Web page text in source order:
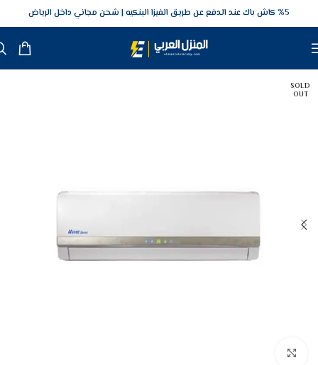
5‎% كاش باك عند الدفع عن طريق الفيزا البنكيه شحن مجاني داخل الرياض
SOLD
OUT